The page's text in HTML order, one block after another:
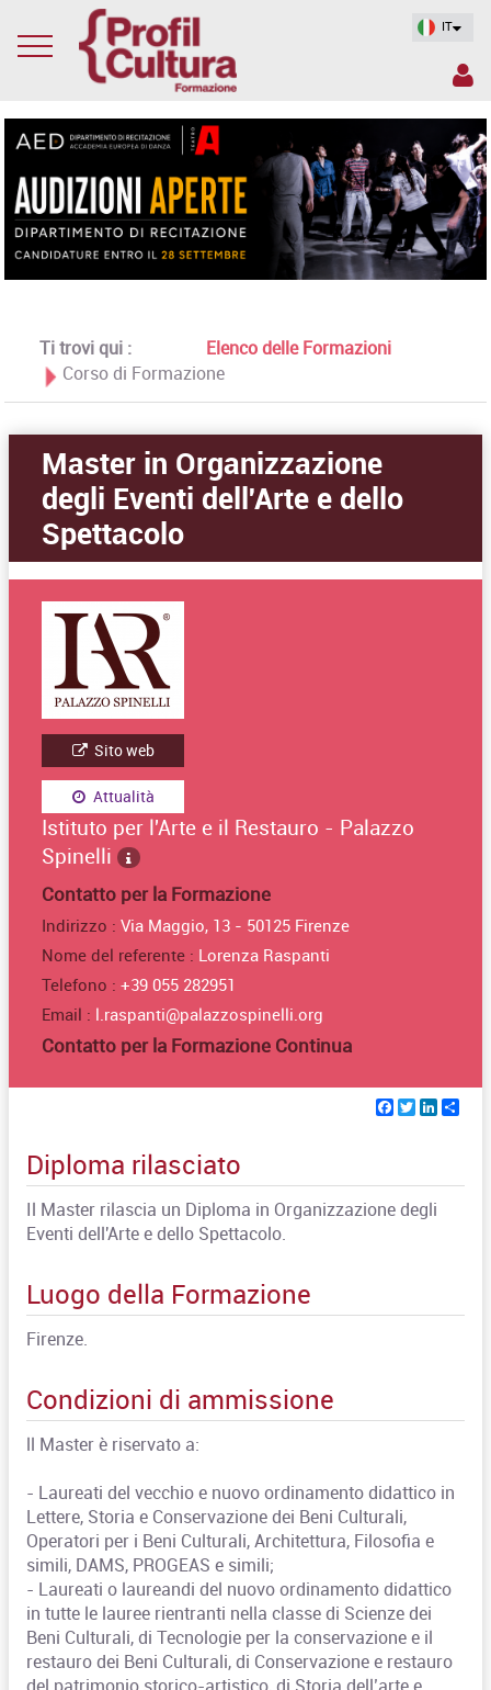
IT
Ti trovi qui :
Elenco delle Formazioni
Corso di Formazione
Master in Organizzazione
degli Eventi dell'Arte e dello
Spettacolo
Sito web
Attualità
Istituto per l'Arte e il Restauro - Palazzo
Spinelli
Contatto per la Formazione
Indirizzo :Via Maggio, 13 - 50125 Firenze
Nome del referente : Lorenza Raspanti
Telefono :+39 055 282951
Email : l.raspanti@palazzospinelli.org
Contatto per la Formazione Continua
Facebook
Twitter
Diploma rilasciato
Il Master rilascia un Diploma in Organizzazione degli
Eventi dell'Arte e dello Spettacolo.
Luogo della Formazione
Firenze.
Condizioni di ammissione
ll Master è riservato a:
- Laureati del vecchio e nuovo ordinamento didattico in
Lettere, Storia e Conservazione dei Beni Culturali,
Operatori per i Beni Culturali, Architettura, Filosofia e
simili, DAMS, PROGEAS e simili;
- Laureati o laureandi del nuovo ordinamento didattico
in tutte le lauree rientranti nella classe di Scienze dei
Beni Culturali, di Tecnologie per la conservazione e il
restauro dei Beni Culturali, di Conservazione e restauro